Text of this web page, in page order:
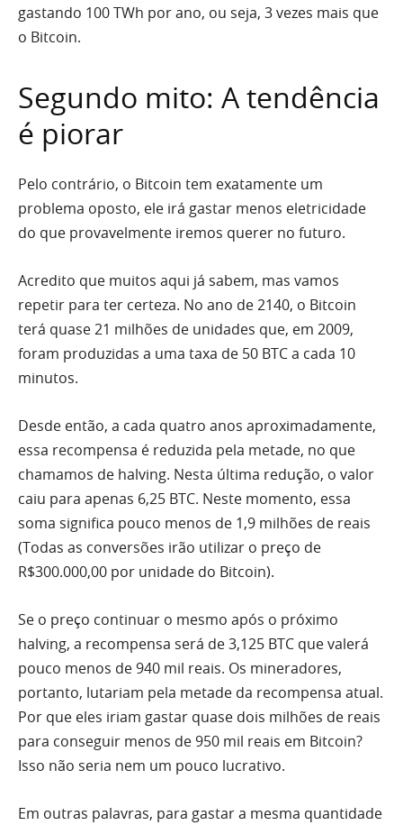
gastando 100 TWh por ano, ou seja, 3 vezes mais que
o Bitcoin.
Segundo mito: A tendência
é piorar
Pelo contrário, o Bitcoin tem exatamente um
problema oposto, ele irá gastar menos eletricidade
do que provavelmente iremos querer no futuro.
Acredito que muitos aqui já sabem, mas vamos
repetir para ter certeza. No ano de 2140, o Bitcoin
terá quase 21 milhões de unidades que, em 2009,
foram produzidas a uma taxa de 50 BTC a cada 10
minutos.
Desde então, a cada quatro anos aproximadamente,
essa recompensa é reduzida pela metade, no que
chamamos de halving. Nesta última redução, o valor
caiu para apenas 6,25 BTC. Neste momento, essa
soma significa pouco menos de 1,9 milhões de reais
(Todas as conversões irão utilizar o preço de
R$300.000,00 por unidade do Bitcoin).
Se o preço continuar o mesmo após o próximo
halving, a recompensa será de 3,125 BTC que valerá
pouco menos de 940 mil reais. Os mineradores,
portanto, lutariam pela metade da recompensa atual.
Por que eles iriam gastar quase dois milhões de reais
para conseguir menos de 950 mil reais em Bitcoin?
Isso não seria nem um pouco lucrativo.
Em outras palavras, para gastar a mesma quantidade